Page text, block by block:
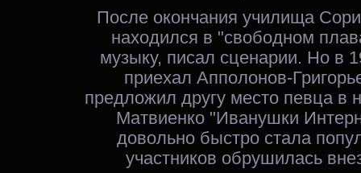
После окончания училища
находился в "свободном
музыку, писал сценарии. Но в
приехал Апполонов-
предложил другу место певца в
Матвиенко "Иванушки
довольно быстро стала
участников обрушилась